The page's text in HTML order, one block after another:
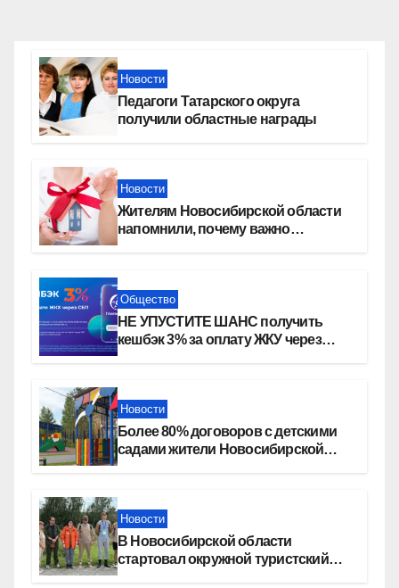
Новости
Педагоги Татарского округа
получили областные награды
Новости
Жителям Новосибирской области
напомнили, почему важно
Общество
НЕ УПУСТИТЕ ШАНС получить
кешбэк 3% за оплату ЖКУ через
Новости
Более 80% договоров с детскими
садами жители Новосибирской
Новости
В Новосибирской области
стартовал окружной туристский